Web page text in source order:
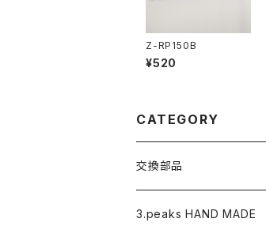
Z-RP150B
¥520
CATEGORY
交換部品
バネ
3.peaks HAND MADE